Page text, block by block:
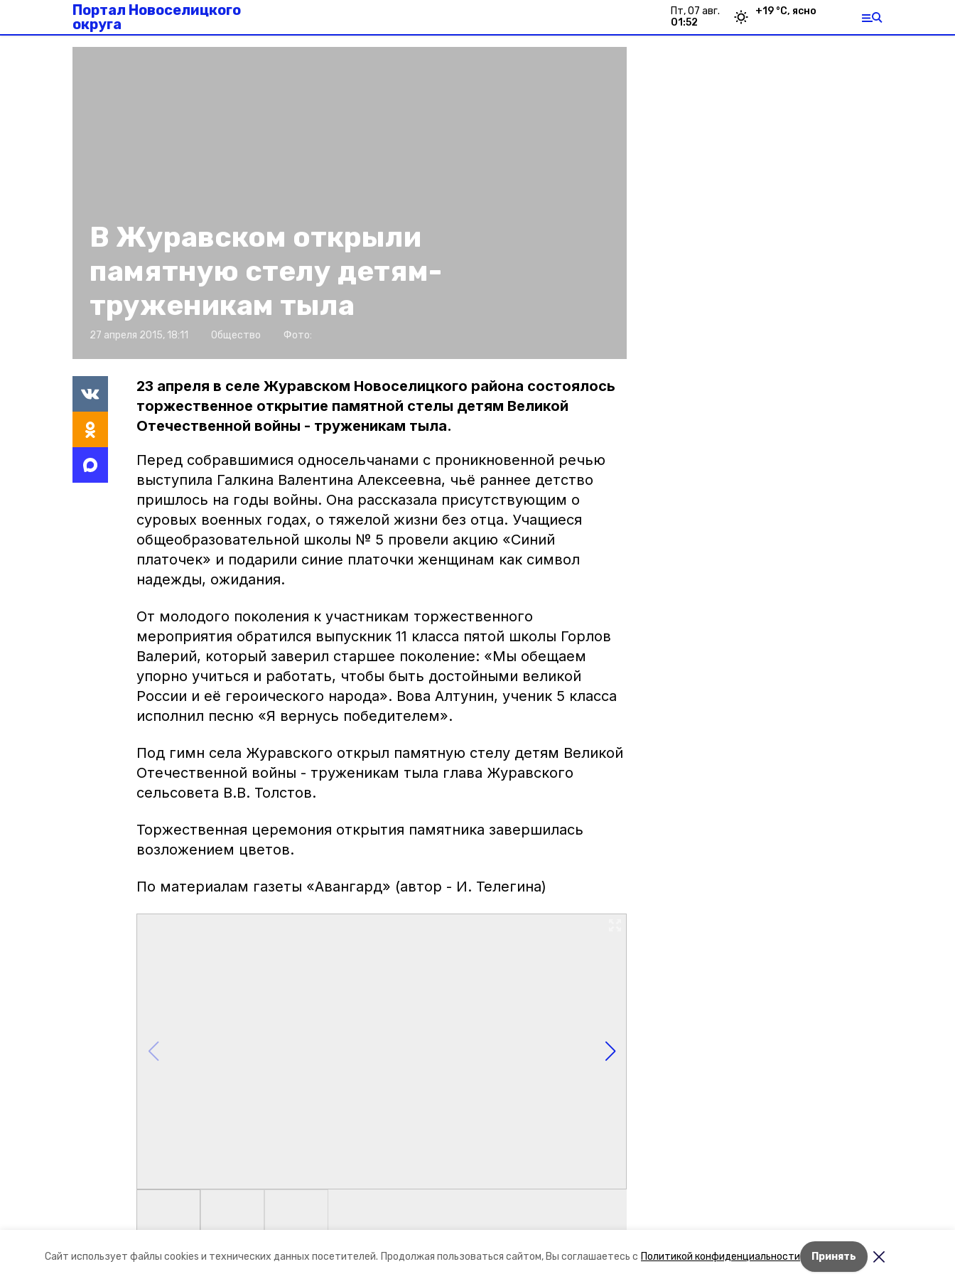
Сайт использует файлы cookies и технических данных посетителей. Продолжая пользоваться сайтом, Вы соглашаетесь с Политикой конфиденциальности Принять
Портал Новоселицкого
округа
пт, 07 авг.
01:52
+19 °С, ясно
Лента новостей
В Журавском открыли
памятную стелу детям-
труженикам тыла
27 апреля 2015, 18:11 Общество Фото:
23 апреля в селе Журавском Новоселицкого района состоялось
торжественное открытие памятной стелы детям Великой
Отечественной войны - труженикам тыла.
Перед собравшимися односельчанами с проникновенной речью
выступила Галкина Валентина Алексеевна, чьё раннее детство
пришлось на годы войны. Она рассказала присутствующим о
суровых военных годах, о тяжелой жизни без отца. Учащиеся
общеобразовательной школы № 5 провели акцию «Синий
платочек» и подарили синие платочки женщинам как символ
надежды, ожидания.
От молодого поколения к участникам торжественного
мероприятия обратился выпускник 11 класса пятой школы Горлов
Валерий, который заверил старшее поколение: «Мы обещаем
упорно учиться и работать, чтобы быть достойными великой
России и её героического народа». Вова Алтунин, ученик 5 класса
исполнил песню «Я вернусь победителем».
Под гимн села Журавского открыл памятную стелу детям Великой
Отечественной войны - труженикам тыла глава Журавского
сельсовета В.В. Толстов.
Торжественная церемония открытия памятника завершилась
возложением цветов.
По материалам газеты «Авангард» (автор - И. Телегина)